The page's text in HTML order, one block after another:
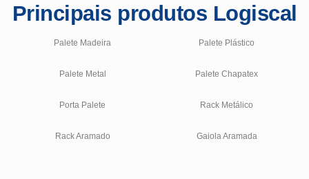
Principais produtos Logiscal
Palete Madeira Palete Plástico
Palete Metal Palete Chapatex
Porta Palete Rack Metálico
Rack Aramado Gaiola Aramada